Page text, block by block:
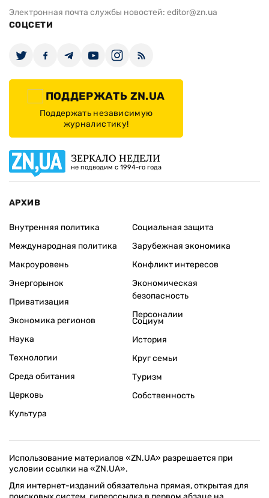
Электронная почта службы новостей: editor@zn.ua
СОЦСЕТИ
ПОДДЕРЖАТЬ ZN.UA
Поддержать независимую
журналистику!
ЗЕРКАЛО НЕДЕЛИ
не подводим с 1994-го года
АРХИВ
Внутренняя политика
Международная политика
Макроуровень
Энергорынок
Приватизация
Экономика регионов
Социальная защита
Зарубежная экономика
Конфликт интересов
Экономическая
безопасность
Персоналии
Наука
Технологии
Среда обитания
Церковь
Культура
Социум
История
Круг семьи
Туризм
Собственность
Использование материалов «ZN.UA» разрешается при
условии ссылки на «ZN.UA».
Для интернет-изданий обязательна прямая, открытая для